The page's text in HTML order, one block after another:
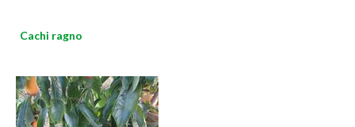
Cachi ragno